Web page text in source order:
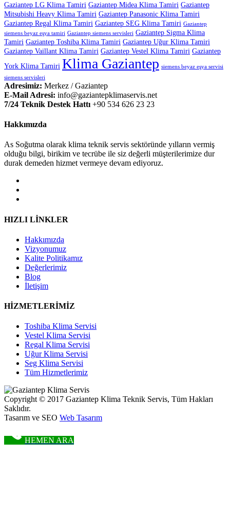
Gaziantep LG Klima Tamiri Gaziantep Midea Klima Tamiri Gaziantep
Mitsubishi Heavy Klima Tamiri Gaziantep Panasonic Klima Tamiri
Gaziantep Regal Klima Tamiri Gaziantep SEG Klima Tamiri Gaziantep
siemens beyaz eşya tamiri Gaziantep siemens servisleri Gaziantep Sigma Klima
Tamiri Gaziantep Toshiba Klima Tamiri Gaziantep Uğur Klima Tamiri
Gaziantep Vaillant Klima Tamiri Gaziantep Vestel Klima Tamiri Gaziantep
York Klima Tamiri Klima Gaziantep siemens beyaz eşya servisi
siemens servisleri
Adresimiz: Merkez / Gaziantep
E-Mail Adresi: info@gaziantepklimaservis.net
7/24 Teknik Destek Hattı +90 534 626 23 23
Hakkımızda
As Soğutma olarak klima teknik servis sektöründe yılların vermiş
olduğu bilgi, birikim ve tecrübe ile siz değerli müşterilerimize dur
durak demeden hizmet vermeye devam ediyoruz.
HIZLI LİNKLER
Hakkımızda
Vizyonumuz
Kalite Politikamız
Değerlerimiz
Blog
İletişim
HİZMETLERİMİZ
Toshiba Klima Servisi
Vestel Klima Servisi
Regal Klima Servisi
Uğur Klima Servisi
Seg Klima Servisi
Tüm Hizmetlerimiz
Copyright © 2017 Gaziantep Klima Teknik Servis, Tüm Hakları
Saklıdır.
Tasarım ve SEO Web Tasarım
HEMEN ARA